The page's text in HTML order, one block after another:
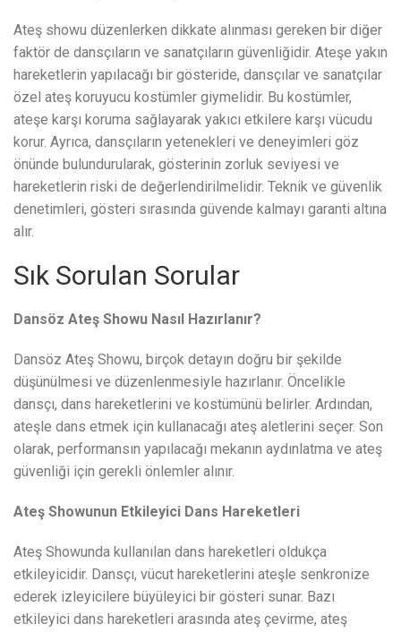
Ateş showu düzenlerken dikkate alınması gereken bir diğer
faktör de dansçıların ve sanatçıların güvenliğidir. Ateşe yakın
hareketlerin yapılacağı bir gösteride, dansçılar ve sanatçılar
özel ateş koruyucu kostümler giymelidir. Bu kostümler,
ateşe karşı koruma sağlayarak yakıcı etkilere karşı vücudu
korur. Ayrıca, dansçıların yetenekleri ve deneyimleri göz
önünde bulundurularak, gösterinin zorluk seviyesi ve
hareketlerin riski de değerlendirilmelidir. Teknik ve güvenlik
denetimleri, gösteri sırasında güvende kalmayı garanti altına
alır.
Sık Sorulan Sorular
Dansöz Ateş Showu Nasıl Hazırlanır?
Dansöz Ateş Showu, birçok detayın doğru bir şekilde
düşünülmesi ve düzenlenmesiyle hazırlanır. Öncelikle
dansçı, dans hareketlerini ve kostümünü belirler. Ardından,
ateşle dans etmek için kullanacağı ateş aletlerini seçer. Son
olarak, performansın yapılacağı mekanın aydınlatma ve ateş
güvenliği için gerekli önlemler alınır.
Ateş Showunun Etkileyici Dans Hareketleri
Ateş Showunda kullanılan dans hareketleri oldukça
etkileyicidir. Dansçı, vücut hareketlerini ateşle senkronize
ederek izleyicilere büyüleyici bir gösteri sunar. Bazı
etkileyici dans hareketleri arasında ateş çevirme, ateş